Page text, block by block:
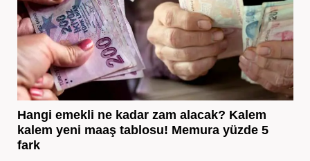
Hangi emekli ne kadar zam alacak? Kalem
kalem yeni maaş tablosu! Memura yüzde 5
fark